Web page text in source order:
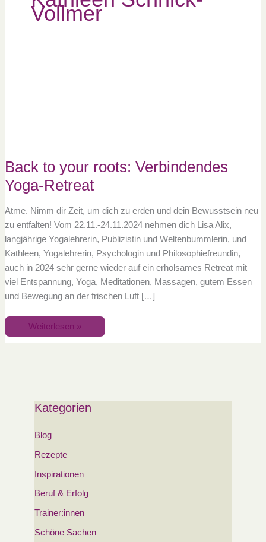
Vollmer
Back to your roots: Verbindendes
Yoga-Retreat
Atme. Nimm dir Zeit, um dich zu erden und dein Bewusstsein neu
zu entfalten! Vom 22.11.-24.11.2024 nehmen dich Lisa Alix,
langjährige Yogalehrerin, Publizistin und Weltenbummlerin, und
Kathleen, Yogalehrerin, Psychologin und Philosophiefreundin,
auch in 2024 sehr gerne wieder auf ein erholsames Retreat mit
viel Entspannung, Yoga, Meditationen, Massagen, gutem Essen
und Bewegung an der frischen Luft […]
Weiterlesen »
Kategorien
Blog
Rezepte
Inspirationen
Beruf & Erfolg
Trainer:innen
Schöne Sachen